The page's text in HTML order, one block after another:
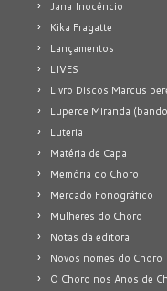
Jana Inocêncio
Kika Fragatte
Lançamentos
LIVES
Livro Discos Marcus
Luperce Miranda
Luteria
Matéria de Capa
Memória do Choro
Mercado Fonográfico
Mulheres do Choro
Notas da editora
Novos nomes do Choro
O Choro nos Anos de